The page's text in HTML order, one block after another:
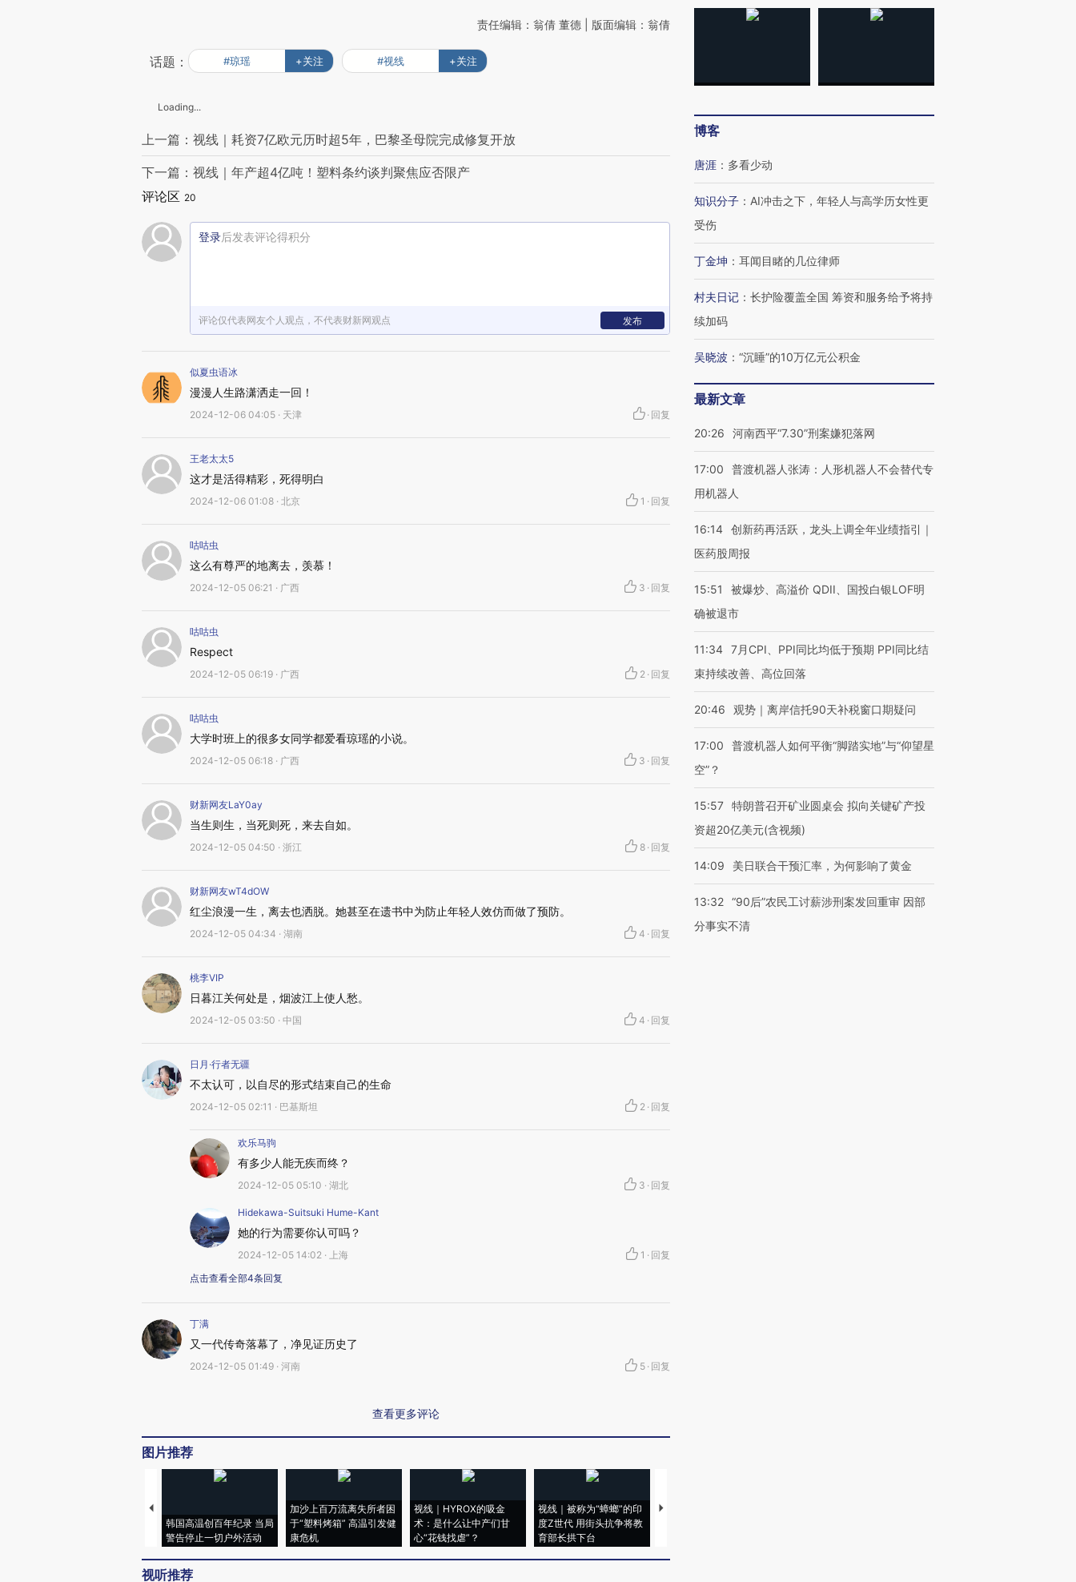
责任编辑：翁倩 董德 | 版面编辑：翁倩
话题： #琼瑶 +关注 #视线 +关注
Loading...
上一篇：视线｜耗资7亿欧元历时超5年，巴黎圣母院完成修复开放
下一篇：视线｜年产超4亿吨！塑料条约谈判聚焦应否限产
评论区 20
登录后发表评论得积分
评论仅代表网友个人观点，不代表财新网观点 发布
似夏虫语冰
漫漫人生路潇洒走一回！
2024-12-06 04:05 · 天津 · 回复
王老太太5
这才是活得精彩，死得明白
2024-12-06 01:08 · 北京 1 · 回复
咕咕虫
这么有尊严的地离去，羡慕！
2024-12-05 06:21 · 广西 3 · 回复
咕咕虫
Respect
2024-12-05 06:19 · 广西 2 · 回复
咕咕虫
大学时班上的很多女同学都爱看琼瑶的小说。
2024-12-05 06:18 · 广西 3 · 回复
财新网友LaY0ay
当生则生，当死则死，来去自如。
2024-12-05 04:50 · 浙江 8 · 回复
财新网友wT4dOW
红尘浪漫一生，离去也洒脱。她甚至在遗书中为防止年轻人效仿而做了预防。
2024-12-05 04:34 · 湖南 4 · 回复
桃李VIP
日暮江关何处是，烟波江上使人愁。
2024-12-05 03:50 · 中国 4 · 回复
日月·行者无疆
不太认可，以自尽的形式结束自己的生命
2024-12-05 02:11 · 巴基斯坦 2 · 回复
欢乐马驹
有多少人能无疾而终？
2024-12-05 05:10 · 湖北 3 · 回复
Hidekawa-Suitsuki Hume-Kant
她的行为需要你认可吗？
2024-12-05 14:02 · 上海 1 · 回复
点击查看全部4条回复
丁满
又一代传奇落幕了，净见证历史了
2024-12-05 01:49 · 河南 5 · 回复
查看更多评论
图片推荐
韩国高温创百年纪录 当局
警告停止一切户外活动
加沙上百万流离失所者困
于“塑料烤箱” 高温引发健
康危机
视线｜HYROX的吸金
术：是什么让中产们甘
心“花钱找虐”？
视线｜被称为“蟑螂”的印
度Z世代 用街头抗争将教
育部长拱下台
视线｜“入侵”还是“人道危
视听推荐
博客
唐涯 ： 多看少动
知识分子 ： AI冲击之下，年轻人与高学历女性更
受伤
丁金坤 ： 耳闻目睹的几位律师
村夫日记 ： 长护险覆盖全国 筹资和服务给予将持
续加码
吴晓波 ： “沉睡”的10万亿元公积金
最新文章
20:26 河南西平“7.30”刑案嫌犯落网
17:00
普渡机器人张涛：人形机器人不会替代专
用机器人
16:14 创新药再活跃，龙头上调全年业绩指引｜
医药股周报
15:51
被爆炒、高溢价 QDII、国投白银LOF明
确被退市
11:34 7月CPI、PPI同比均低于预期 PPI同比结
束持续改善、高位回落
20:46 观势｜离岸信托90天补税窗口期疑问
17:00
普渡机器人如何平衡“脚踏实地”与“仰望星
空”？
15:57 特朗普召开矿业圆桌会 拟向关键矿产投
资超20亿美元(含视频)
14:09 美日联合干预汇率，为何影响了黄金
13:32 “90后”农民工讨薪涉刑案发回重审 因部
分事实不清